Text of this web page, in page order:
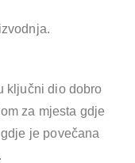
ključni dio dobro
za mjesta gdje
je povečana